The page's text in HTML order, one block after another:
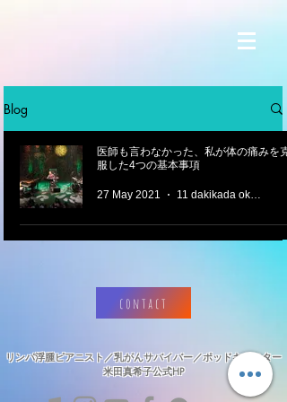
Blog
医師も言わなかった、私が体の痛みを克
服した4つの基本事項
27 May 2021 11 dakikada okunur
contact
リンパ浮腫ピアニスト／乳がんサバイバー／ポッドキャスター
​米田真希子公式HP